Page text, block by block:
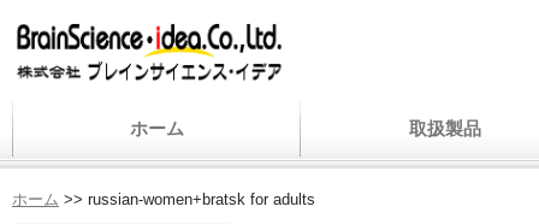
ホーム 取扱製品
ホーム >> russian-women+bratsk for adults